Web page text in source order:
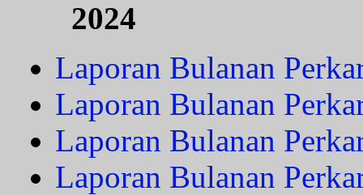
2024
Laporan Bulanan
Laporan Bulanan
Laporan Bulanan
Laporan Bulanan